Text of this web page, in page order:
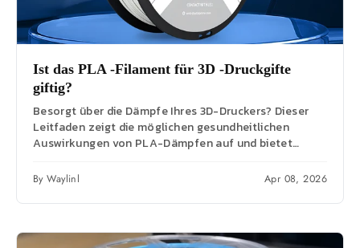
Ist das PLA -Filament für 3D -Druckgifte
giftig?
Besorgt über die Dämpfe Ihres 3D-Druckers? Dieser
Leitfaden zeigt die möglichen gesundheitlichen
Auswirkungen von PLA-Dämpfen auf und bietet
By Waylinl Apr 08, 2026